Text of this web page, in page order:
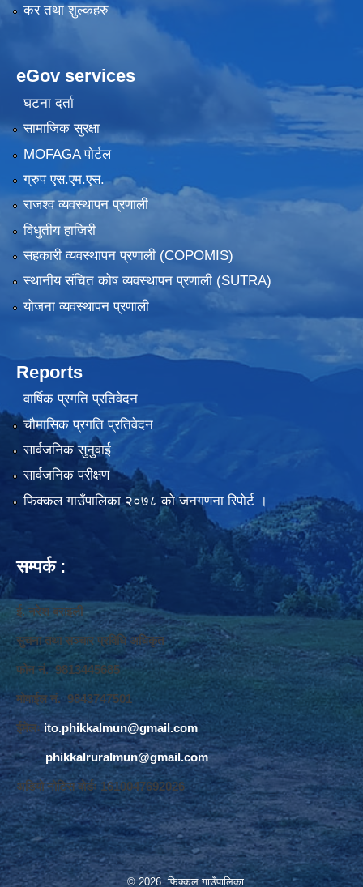
कर तथा शुल्कहरु
eGov services
घटना दर्ता
सामाजिक सुरक्षा
MOFAGA पोर्टल
ग्रुप एस.एम.एस.
राजश्व व्यवस्थापन प्रणाली
विधुतीय हाजिरी
सहकारी व्यवस्थापन प्रणाली (COPOMIS)
स्थानीय संचित कोष व्यवस्थापन प्रणाली (SUTRA)
योजना व्यवस्थापन प्रणाली
Reports
वार्षिक प्रगति प्रतिवेदन
चौमासिक प्रगति प्रतिवेदन
सार्वजनिक सुनुवाई
सार्वजनिक परीक्षण
फिक्कल गाउँपालिका २०७८ को जनगणना रिपोर्ट ।
सम्पर्क :
ई. नरेश बराइली
सुचना तथा सञ्‍चार प्रविधि अधिकृत
फोन नं. 9813445685
मोवाईल नं. 9843747501
ईमेलः ito.phikkalmun@gmail.com
phikkalruralmun@gmail.com
अडियो नोटिस वोर्डः 1610047692026
© 2026 फिक्कल गाउँपालिका